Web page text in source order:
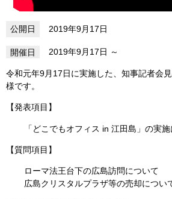
2019年9月17日
2019年9月17日
令和元年9月17日に実施した、知事記者会
様です。
【発表項目】
「どこでもオフィス in 江田島」の実
【質問項目】
ローマ法王台下の広島訪問について
広島クリスタルプラザ等の売却につい